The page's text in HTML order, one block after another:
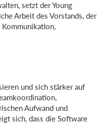
setzt der Young
Arbeit des Vorstands, der
Kommunikation,
und sich stärker auf
Aufwand und
sich, dass die Software